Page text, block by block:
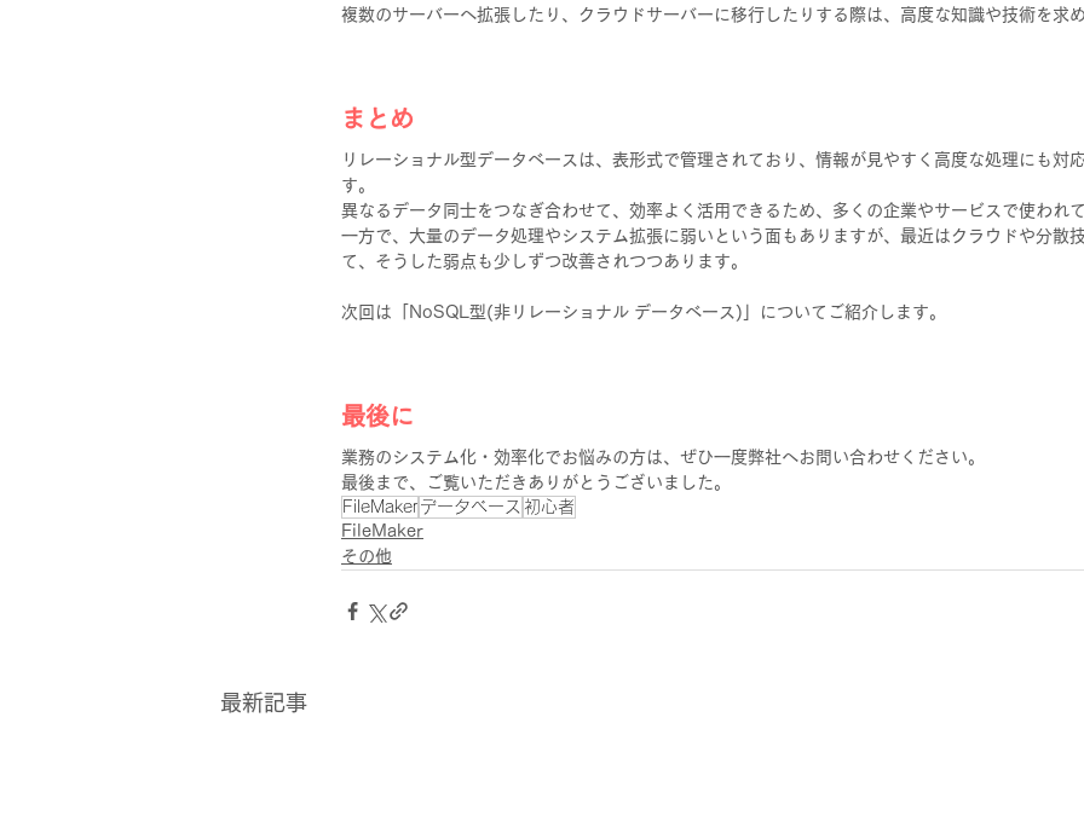
複数のサーバーへ拡張したり、クラウドサーバーに移行したりする際は、高度な知識や技術を求め
まとめ
リレーショナル型データベースは、表形式で管理されており、情報が見やすく高度な処理にも対
す。
異なるデータ同士をつなぎ合わせて、効率よく活用できるため、多くの企業やサービスで使われて
一方で、大量のデータ処理やシステム拡張に弱いという面もありますが、最近はクラウドや分散
て、そうした弱点も少しずつ改善されつつあります。
次回は「NoSQL型(非リレーショナル データベース)」についてご紹介します。
最後に
業務のシステム化・効率化でお悩みの方は、ぜひ一度弊社へお問い合わせください。
最後まで、ご覧いただきありがとうございました。
FileMaker データベース 初心者
FileMaker
その他
最新記事